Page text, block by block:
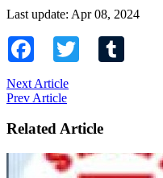
Last update: Apr 08, 2024
Facebook Twitter
Next Article
Prev Article
Related Article